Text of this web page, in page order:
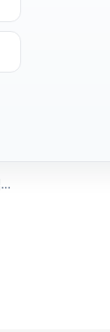
전 OpenAI AGI 준비팀 마일스 브런디지 "앞으로 몇 년 안 모든 것을 컴퓨터에서 원격으로 할 수 있는 시스템으로 나아갈 것"